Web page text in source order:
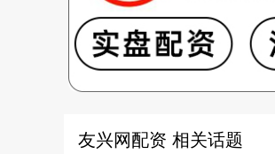
友兴网配资 相关话题